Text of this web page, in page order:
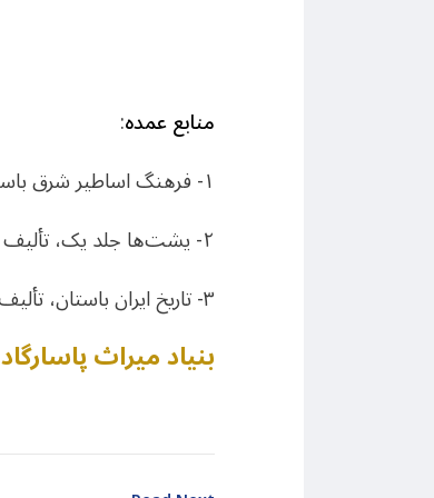
منابع عمده:
۱- فرهنگ اساطیر شرق باستان، تألیف گوندولین لیک، ترجمهٔ رقیه بهزادی.
۲- یشت‌ها جلد یک، تألیف استاد ابراهیم پورداود.
۳- تاریخ ایران باستان، تألیف پیرنیا مشیرالدوله.
بنیاد میراث پاسارگاد